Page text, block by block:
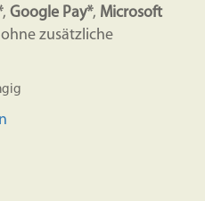
, Google Pay*, Microsoft
zusätzliche